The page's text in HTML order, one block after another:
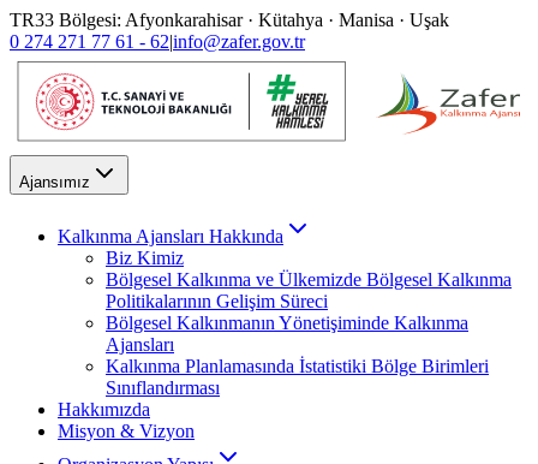
TR33 Bölgesi: Afyonkarahisar · Kütahya · Manisa · Uşak
0 274 271 77 61 - 62|info@zafer.gov.tr
Ajansımız
Kalkınma Ajansları Hakkında
Biz Kimiz
Bölgesel Kalkınma ve Ülkemizde Bölgesel Kalkınma
Politikalarının Gelişim Süreci
Bölgesel Kalkınmanın Yönetişiminde Kalkınma
Ajansları
Kalkınma Planlamasında İstatistiki Bölge Birimleri
Sınıflandırması
Hakkımızda
Misyon & Vizyon